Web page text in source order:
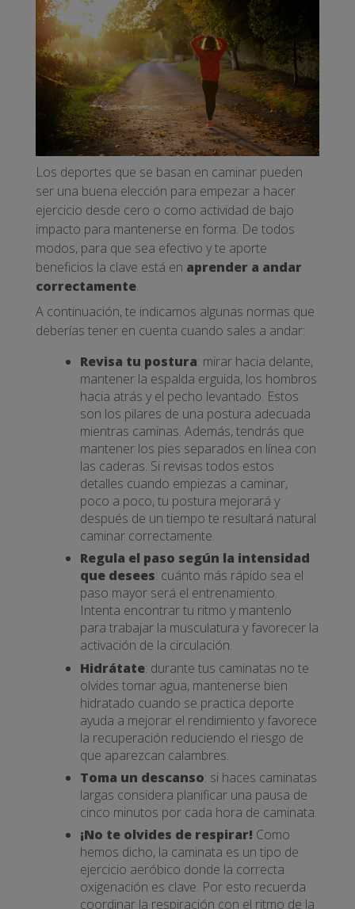
Los deportes que se basan en caminar pueden
ser una buena elección para empezar a hacer
ejercicio desde cero o como actividad de bajo
impacto para mantenerse en forma. De todos
modos, para que sea efectivo y te aporte
beneficios la clave está en aprender a andar
correctamente.
A continuación, te indicamos algunas normas que
deberías tener en cuenta cuando sales a andar:
Revisa tu postura: mirar hacia delante,
mantener la espalda erguida, los hombros
hacia atrás y el pecho levantado. Estos
son los pilares de una postura adecuada
mientras caminas. Además, tendrás que
mantener los pies separados en línea con
las caderas. Si revisas todos estos
detalles cuando empiezas a caminar,
poco a poco, tu postura mejorará y
después de un tiempo te resultará natural
caminar correctamente.
Regula el paso según la intensidad
que desees: cuánto más rápido sea el
paso mayor será el entrenamiento.
Intenta encontrar tu ritmo y mantenlo
para trabajar la musculatura y favorecer la
activación de la circulación.
Hidrátate: durante tus caminatas no te
olvides tomar agua, mantenerse bien
hidratado cuando se practica deporte
ayuda a mejorar el rendimiento y favorece
la recuperación reduciendo el riesgo de
que aparezcan calambres.
Toma un descanso: si haces caminatas
largas considera planificar una pausa de
cinco minutos por cada hora de caminata.
¡No te olvides de respirar! Como
hemos dicho, la caminata es un tipo de
ejercicio aeróbico donde la correcta
oxigenación es clave. Por esto recuerda
coordinar la respiración con el ritmo de la